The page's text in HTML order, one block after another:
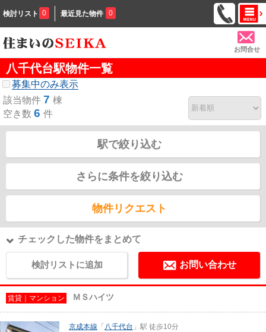
検討リスト 0 最近見た物件 0
お問合せ
八千代台駅物件一覧
募集中のみ表示
該当物件 7 棟
空き数 6 件
駅で絞り込む
さらに条件を絞り込む
物件リクエスト
チェックした物件をまとめて
検討リストに追加 お問い合わせ
賃貸｜マンション ＭＳハイツ
京成本線 「 八千代台 」駅 徒歩10分